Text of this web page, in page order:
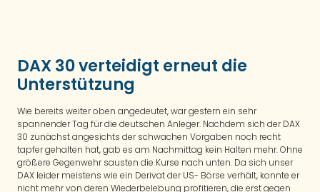
DAX 30 verteidigt erneut die
Unterstützung
Wie bereits weiter oben angedeutet, war gestern ein sehr
spannender Tag für die deutschen Anleger. Nachdem sich der DAX
30 zunächst angesichts der schwachen Vorgaben noch recht
tapfer gehalten hat, gab es am Nachmittag kein Halten mehr. Ohne
größere Gegenwehr sausten die Kurse nach unten. Da sich unser
DAX leider meistens wie ein Derivat der US- Börse verhält, konnte er
nicht mehr von deren Wiederbelebung profitieren, die erst gegen